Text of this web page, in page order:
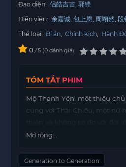
Đạo diễn: 侣皓吉吉 郭锋
Diễn viên: 余嘉诚 包上恩 周翊然 段
Thể loại: Bí ẩn, Chính kịch, Hành
0 / 5 0 đánh giá
TÓM TẮT PHIM
Mộ Thanh Yến, một thiếu
cùng với Thái Chiêu, một nữ
chiến giữa hai nhân vật
thương.
Mở rộng...
Generation to Generation